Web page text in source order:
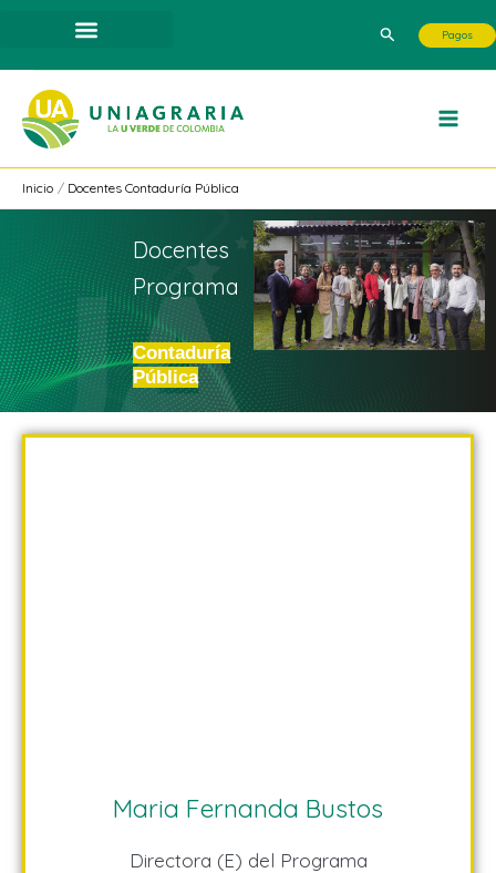
contenido
Buscar Pagos
Inicio Docentes Contaduría Pública
Docentes
Programa
Contaduría
Pública
Maria Fernanda Bustos
Directora (E) del Programa